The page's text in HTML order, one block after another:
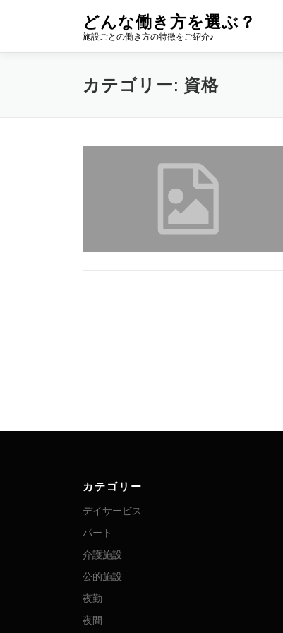
ン
どんな働き方を選ぶ？
施設ごとの働き方の特徴をご紹介♪
カテゴリー: 資格
カテゴリー
デイサービス
パート
介護施設
公的施設
夜勤
夜間